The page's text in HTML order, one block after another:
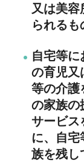
又は美容
られるも
自宅等に
の育児又
等の介護
の家族の
サービス
に、自宅
族を残し